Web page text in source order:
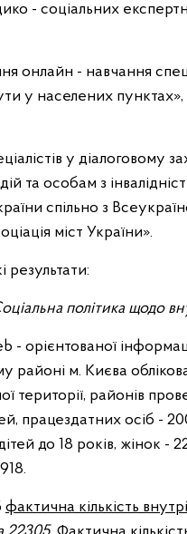
- соціальних
онлайн - навчання
у населених пунктах»,
у діалоговому
та особам з
спільно з
міст України».
результати:
політика щодо
орієнтованої
районі м. Києва
території, районів
працездатних осіб -
до 18 років, жінок -
фактична кількість